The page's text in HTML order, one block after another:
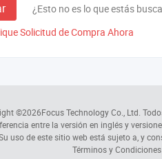
¿Esto no es lo que estás
Solicitud de Compra Ahora
©2026Focus Technology Co., Ltd.
entre la versión en inglés y
uso de este sitio web está sujeto a, y
Términos y